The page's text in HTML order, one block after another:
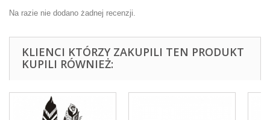
Na razie nie dodano żadnej recenzji.
KLIENCI KTÓRZY ZAKUPILI TEN PRODUKT
KUPILI RÓWNIEŻ: